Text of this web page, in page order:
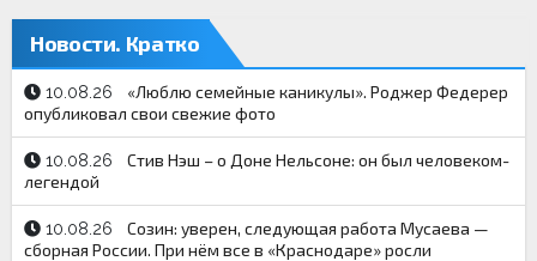
Новости. Кратко
10.08.26
«Люблю семейные каникулы». Роджер Федерер
опубликовал свои свежие фото
10.08.26
Стив Нэш – о Доне Нельсоне: он был человеком-
легендой
10.08.26
Созин: уверен, следующая работа Мусаева —
сборная России. При нём все в «Краснодаре» росли